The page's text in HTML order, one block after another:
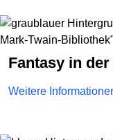
Fantasy in
Weitere